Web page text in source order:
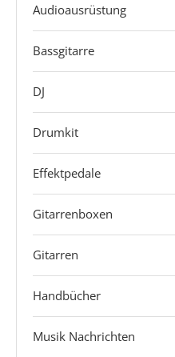
Audioausrüstung
Bassgitarre
DJ
Drumkit
Effektpedale
Gitarrenboxen
Gitarren
Handbücher
Musik Nachrichten